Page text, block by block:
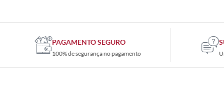
PAGAMENTO SEGURO
100% de segurança no pagamento